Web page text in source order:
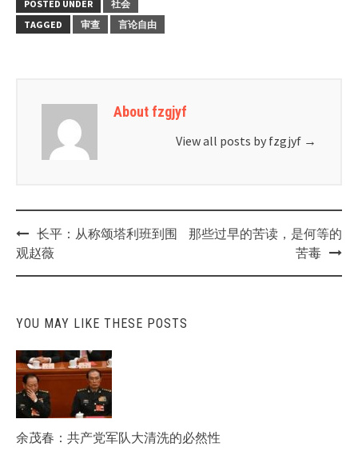
POSTED UNDER
社会
TAGGED
审查 言论自由
About fzgjyf
View all posts by fzgjyf →
Post
navigation
长平：从称颂塔利班到围
观赵薇
那些过早的苦读，是何等的
苦毒
YOU MAY LIKE THESE POSTS
余茂春：共产党军队大清洗的必然性